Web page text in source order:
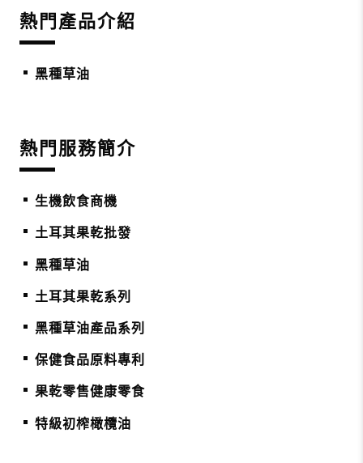
熱門產品介紹
黑種草油
熱門服務簡介
生機飲食商機
土耳其果乾批發
黑種草油
土耳其果乾系列
黑種草油產品系列
保健食品原料專利
果乾零售健康零食
特級初榨橄欖油